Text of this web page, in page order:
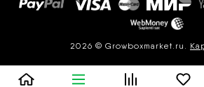
2026 © Growboxmarket.ru.